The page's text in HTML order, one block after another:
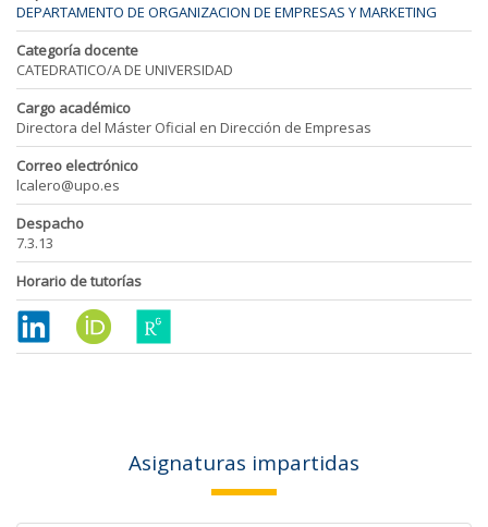
DEPARTAMENTO DE ORGANIZACION DE EMPRESAS Y MARKETING
Categoría docente
CATEDRATICO/A DE UNIVERSIDAD
Cargo académico
Directora del Máster Oficial en Dirección de Empresas
Correo electrónico
lcalero@upo.es
Despacho
7.3.13
Horario de tutorías
Asignaturas impartidas